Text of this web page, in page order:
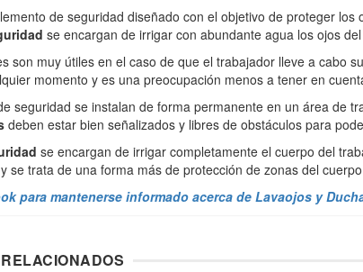
de seguridad diseñado con el objetivo de proteger
se encargan de irrigar con abundante agua los ojos
son muy útiles en el caso de que el trabajador lleve a cabo
momento y es una preocupación menos a tener en
seguridad se instalan de forma permanente en un área de
deben estar bien señalizados y libres de obstáculos para
se encargan de irrigar completamente el cuerpo del
se trata de una forma más de protección de zonas del
para mantenerse informado acerca de Lavaojos y